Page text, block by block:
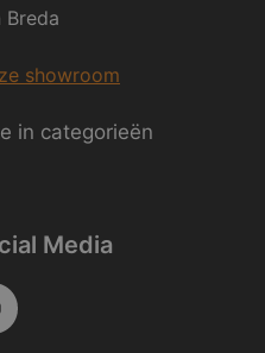
showroom
in categorieën
Media